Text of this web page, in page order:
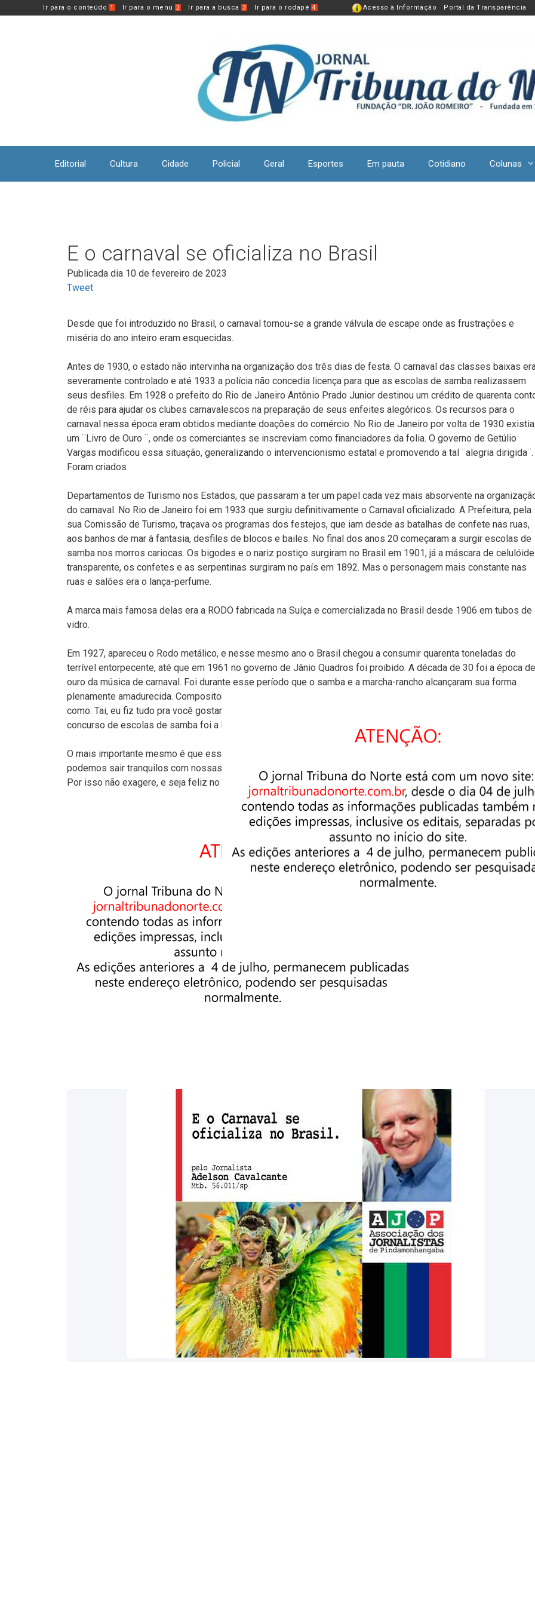
Ir para o conteúdo 1 Ir para o menu 2 Ir para a busca 3 Ir para o rodapé 4 Acesso à Informação Portal da Transparência
Editorial Cultura Cidade Policial Geral Esportes Em pauta Cotidiano Colunas
E o carnaval se oficializa no Brasil
Publicada dia 10 de fevereiro de 2023
Tweet
Desde que foi introduzido no Brasil, o carnaval tornou-se a grande válvula de escape onde as frustrações e
miséria do ano inteiro eram esquecidas.
Antes de 1930, o estado não intervinha na organização dos três dias de festa. O carnaval das classes baixas
severamente controlado e até 1933 a polícia não concedia licença para que as escolas de samba realizassem
seus desfiles. Em 1928 o prefeito do Rio de Janeiro Antônio Prado Junior destinou um crédito de quarenta
de réis para ajudar os clubes carnavalescos na preparação de seus enfeites alegóricos. Os recursos para o
carnaval nessa época eram obtidos mediante doações do comércio. No Rio de Janeiro por volta de 1930 existia
um ¨Livro de Ouro ¨, onde os comerciantes se inscreviam como financiadores da folia. O governo de Getúlio
Vargas modificou essa situação, generalizando o intervencionismo estatal e promovendo a tal ¨alegria dirigida¨.
Foram criados
Departamentos de Turismo nos Estados, que passaram a ter um papel cada vez mais absorvente na
do carnaval. No Rio de Janeiro foi em 1933 que surgiu definitivamente o Carnaval oficializado. A Prefeitura, pela
sua Comissão de Turismo, traçava os programas dos festejos, que iam desde as batalhas de confete nas ruas,
aos banhos de mar à fantasia, desfiles de blocos e bailes. No final dos anos 20 começaram a surgir escolas de
samba nos morros cariocas. Os bigodes e o nariz postiço surgiram no Brasil em 1901, já a máscara de celulóide
transparente, os confetes e as serpentinas surgiram no país em 1892. Mas o personagem mais constante nas
ruas e salões era o lança-perfume.
A marca mais famosa delas era a RODO fabricada na Suíça e comercializada no Brasil desde 1906 em tubos de
vidro.
Em 1927, apareceu o Rodo metálico, e nesse mesmo ano o Brasil chegou a consumir quarenta toneladas do
terrível entorpecente, até que em 1961 no governo de Jânio Quadros foi proibido. A década de 30 foi a época de
ouro da música de carnaval. Foi durante esse período que o samba e a marcha-rancho alcançaram sua forma
plenamente amadurecida. Compositores como Lamartine Babo, Noel Rosa, Ari Barroso criaram músicas eternas
como: Tai, eu fiz tudo pra você gostar de mim, Teu cabelo não nega Mulata e outras. A vencedora do primeiro
concurso de escolas de samba foi a Mangueira em 1932, em 1935 nasceria a Portela.
O mais importante mesmo é que essa festa seja comemorada com responsabilidade e respeito, só assim
podemos sair tranquilos com nossas famílias para “curtir “o carnaval.
Por isso não exagere, e seja feliz no Carnaval 2023!